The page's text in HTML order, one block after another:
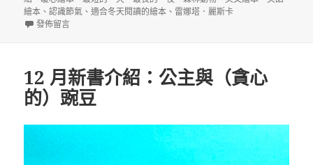
期:
繪本 、認識節氣 、適合冬天閱讀的繪本 、 雷娜塔．麗斯卡
在〈美麗的冬至繪本 Winter: A Solstice Story〉
發佈留言
12 月新書介紹：公主與（貪心
的）豌豆